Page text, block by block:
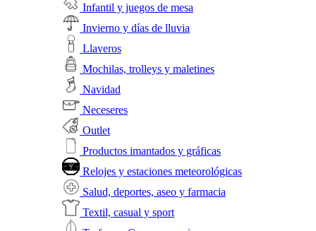
Infantil y juegos de mesa
Invierno y días de lluvia
Llaveros
Mochilas, trolleys y maletines
Navidad
Neceseres
Outlet
Productos imantados y gráficas
Relojes y estaciones meteorológicas
Salud, deportes, aseo y farmacia
Textil, casual y sport